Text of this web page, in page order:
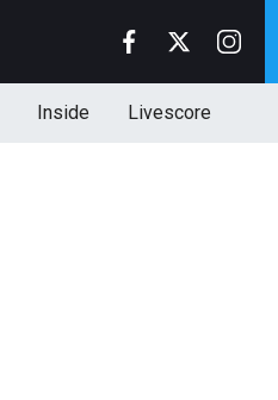
Inside Livescore